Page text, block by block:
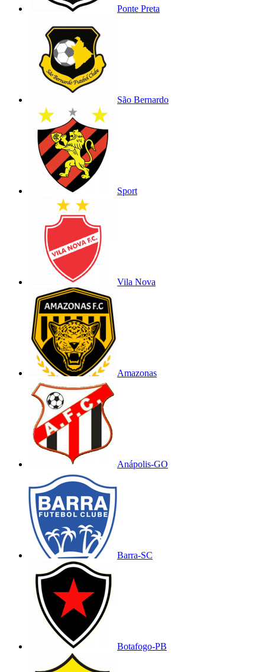
Ponte Preta
São Bernardo
Sport
Vila Nova
Amazonas
Anápolis-GO
Barra-SC
Botafogo-PB